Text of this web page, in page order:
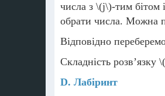
числа з \(j\)-тим бітом
обрати числа. Можна
Відповідно
Складність розв’язку
D. Лабіринт